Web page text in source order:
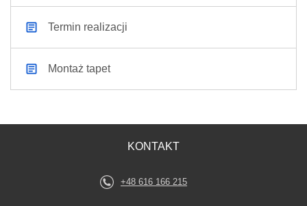
Termin realizacji
Montaż tapet
KONTAKT
+48 616 166 215